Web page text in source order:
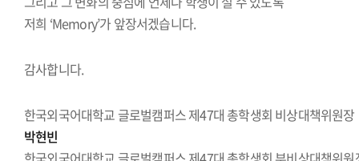
저희 ‘Memory’가 앞장서겠습니다.
감사합니다.
한국외국어대학교 글로벌캠퍼스 제47대 총학생회 비상대책위원장
박현빈